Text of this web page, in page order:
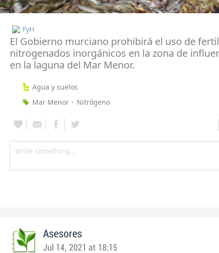
FyH
El Gobierno murciano prohibirá el uso de
nitrogenados inorgánicos en la zona de
en la laguna del Mar Menor.
Agua y suelos
Mar Menor
Nitrógeno
Asesores
Jul 14, 2021 at 18:15